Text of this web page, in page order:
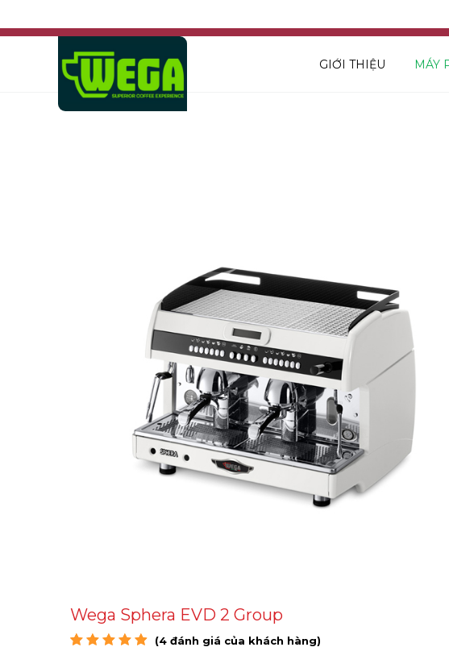
GIỚI THIỆU MÁY
Wega Sphera EVD 2 Group
(4 đánh giá của khách hàng)